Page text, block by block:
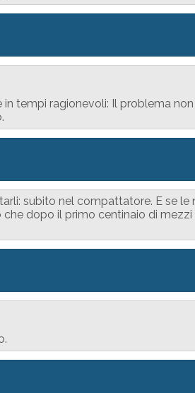
tempi ragionevoli: Il problema
subito nel compattatore. E se le
dopo il primo centinaio di